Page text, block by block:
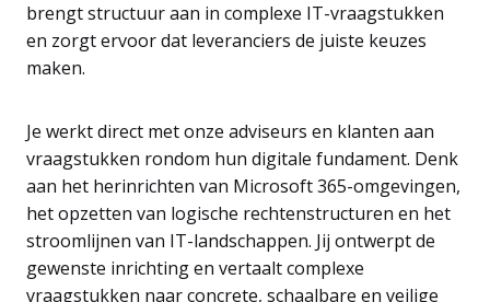
brengt structuur aan in complexe IT-vraagstukken
en zorgt ervoor dat leveranciers de juiste keuzes
maken.
Je werkt direct met onze adviseurs en klanten aan
vraagstukken rondom hun digitale fundament. Denk
aan het herinrichten van Microsoft 365-omgevingen,
het opzetten van logische rechtenstructuren en het
stroomlijnen van IT-landschappen. Jij ontwerpt de
gewenste inrichting en vertaalt complexe
vraagstukken naar concrete, schaalbare en veilige